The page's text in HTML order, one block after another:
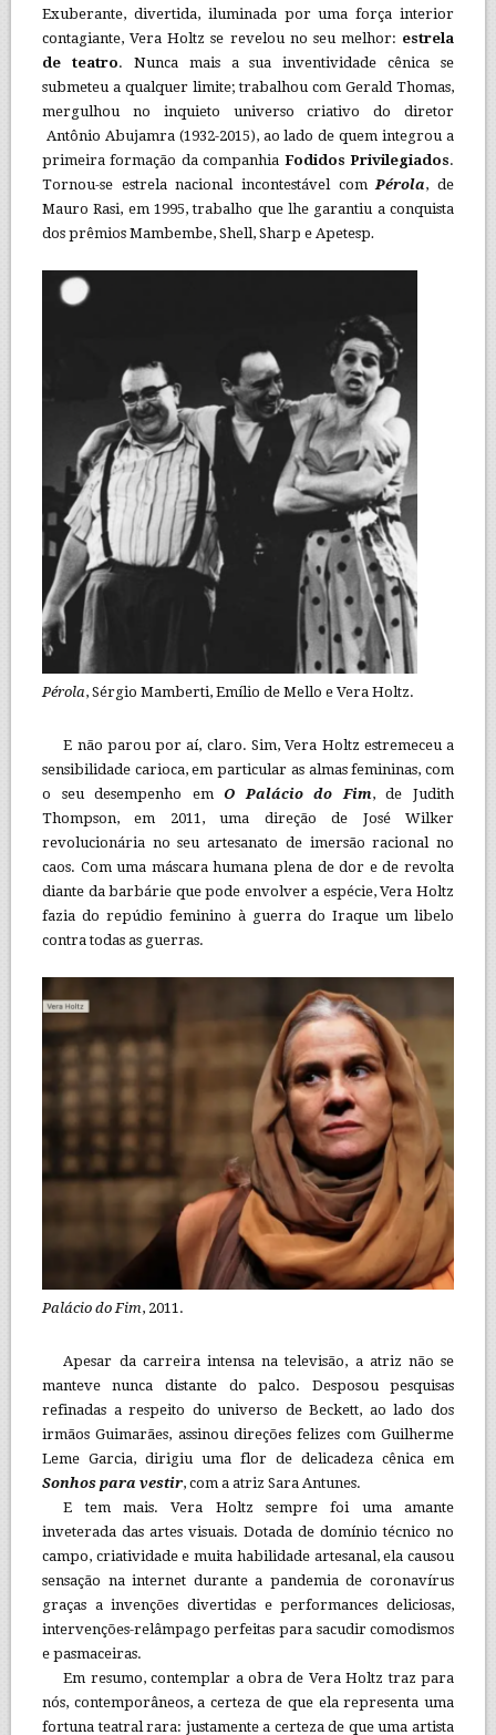
Exuberante, divertida, iluminada por uma força interior
contagiante, Vera Holtz se revelou no seu melhor: estrela
de teatro. Nunca mais a sua inventividade cênica se
submeteu a qualquer limite; trabalhou com Gerald Thomas,
mergulhou no inquieto universo criativo do diretor
Antônio Abujamra (1932-2015), ao lado de quem integrou a
primeira formação da companhia Fodidos Privilegiados.
Tornou-se estrela nacional incontestável comPérola, de
Mauro Rasi, em 1995, trabalho que lhe garantiu a conquista
dos prêmios Mambembe, Shell, Sharp e Apetesp.
Pérola, Sérgio Mamberti, Emílio de Mello e Vera Holtz.
E não parou por aí, claro. Sim, Vera Holtz estremeceu a
sensibilidade carioca, em particular as almas femininas, com
o seu desempenho emO Palácio do Fim, de Judith
Thompson, em 2011, uma direção de José Wilker
revolucionária no seu artesanato de imersão racional no
caos. Com uma máscara humana plena de dor e de revolta
diante da barbárie que pode envolver a espécie, Vera Holtz
fazia do repúdio feminino à guerra do Iraque um libelo
contra todas as guerras.
Palácio do Fim, 2011.
Apesar da carreira intensa na televisão, a atriz não se
manteve nunca distante do palco. Desposou pesquisas
refinadas a respeito do universo de Beckett, ao lado dos
irmãos Guimarães, assinou direções felizes com Guilherme
Leme Garcia, dirigiu uma flor de delicadeza cênica em
Sonhos para vestir, com a atriz Sara Antunes.
E tem mais. Vera Holtz sempre foi uma amante
inveterada das artes visuais. Dotada de domínio técnico no
campo, criatividade e muita habilidade artesanal, ela causou
sensação na internet durante a pandemia de coronavírus
graças a invenções divertidas e performances deliciosas,
intervenções-relâmpago perfeitas para sacudir comodismos
e pasmaceiras.
Em resumo, contemplar a obra de Vera Holtz traz para
nós, contemporâneos, a certeza de que ela representa uma
fortuna teatral rara: justamente a certeza de que uma artista